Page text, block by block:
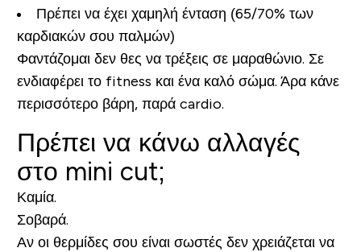
Πρέπει να έχει χαμηλή ένταση (65/70% των
καρδιακών σου παλμών)
Φαντάζομαι δεν θες να τρέξεις σε μαραθώνιο. Σε
ενδιαφέρει το fitness και ένα καλό σώμα. Άρα κάνε
περισσότερο βάρη, παρά cardio.
Πρέπει να κάνω αλλαγές
στο mini cut;
Καμία.
Σοβαρά.
Αν οι θερμίδες σου είναι σωστές δεν χρειάζεται να